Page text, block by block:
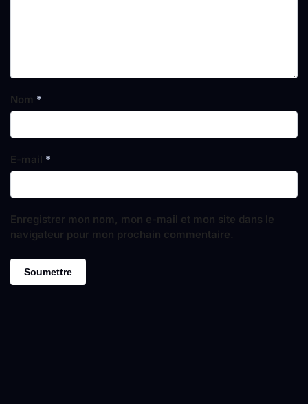
Nom *
E-mail *
Enregistrer mon nom, mon e-mail et mon site dans le
navigateur pour mon prochain commentaire.